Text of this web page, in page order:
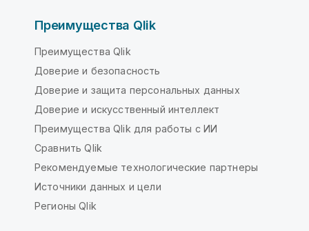
Преимущества Qlik
Преимущества Qlik
Доверие и безопасность
Доверие и защита персональных данных
Доверие и искусственный интеллект
Преимущества Qlik для работы с ИИ
Сравнить Qlik
Рекомендуемые технологические партнеры
Источники данных и цели
Регионы Qlik